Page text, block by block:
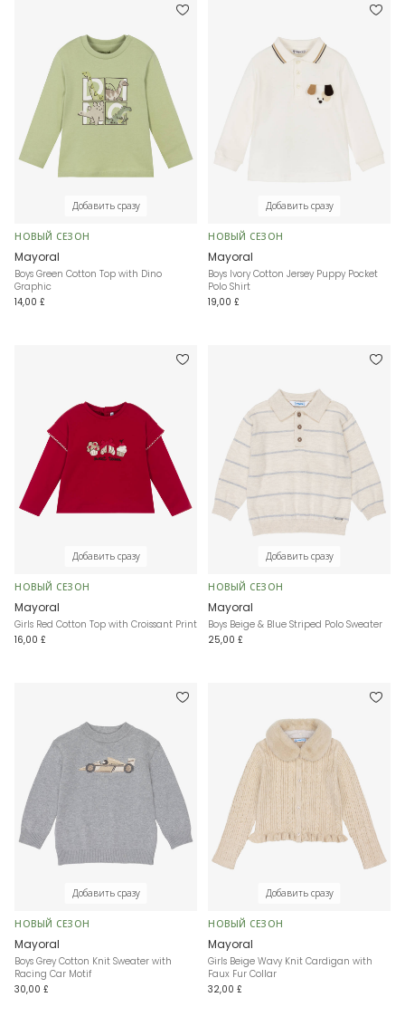
Добавить сразу
НОВЫЙ СЕЗОН
Mayoral
Boys Green Cotton Top with Dino
Graphic
14,00 £
Добавить сразу
НОВЫЙ СЕЗОН
Mayoral
Boys Ivory Cotton Jersey Puppy Pocket
Polo Shirt
19,00 £
Добавить сразу
НОВЫЙ СЕЗОН
Mayoral
Girls Red Cotton Top with Croissant Print
16,00 £
Добавить сразу
НОВЫЙ СЕЗОН
Mayoral
Boys Beige & Blue Striped Polo Sweater
25,00 £
Добавить сразу
НОВЫЙ СЕЗОН
Mayoral
Boys Grey Cotton Knit Sweater with
Racing Car Motif
30,00 £
Добавить сразу
НОВЫЙ СЕЗОН
Mayoral
Girls Beige Wavy Knit Cardigan with
Faux Fur Collar
32,00 £